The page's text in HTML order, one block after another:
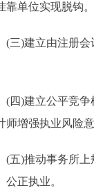
靠单位实现脱钩。
)建立由注册会计
)建立公平竞争机
师增强执业风险
)推动事务所上规
公正执业。